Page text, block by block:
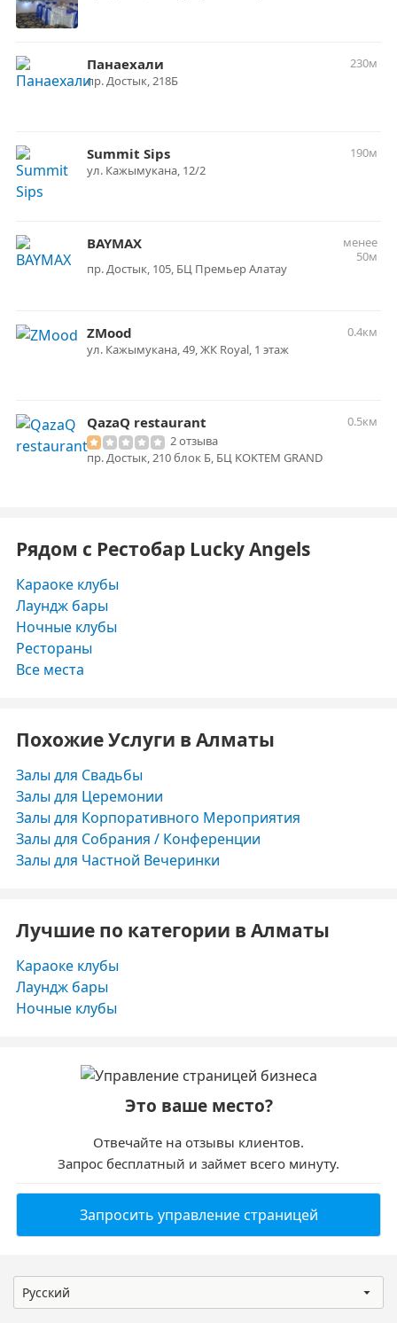
Панаехали
230м
​пр. Достык, 218Б
Summit Sips
190м
ул. Кажымукана, 12/2
BAYMAX
менее
50м
пр. Достык, 105, ​БЦ Премьер Алатау​
ZMood
0.4км
ул. Кажымукана, 49, ЖК Royal, 1 этаж
QazaQ restaurant
0.5км
2 отзыва
пр. Достык, 210 блок Б, БЦ KOKTEM GRAND
Рядом с Рестобар Lucky Angels
Караоке клубы
Лаундж бары
Ночные клубы
Рестораны
Все места
Похожие Услуги в Алматы
Залы для Свадьбы
Залы для Церемонии
Залы для Корпоративного Мероприятия
Залы для Собрания / Конференции
Залы для Частной Вечеринки
Лучшие по категории в Алматы
Караоке клубы
Лаундж бары
Ночные клубы
Это ваше место?
Отвечайте на отзывы клиентов.
Запрос бесплатный и займет всего минуту.
Запросить управление страницей
Русский